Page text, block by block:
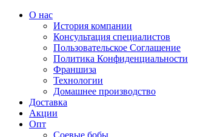
О нас
История компании
Консультация специалистов
Пользовательское Соглашение
Политика Конфиденциальности
Франшиза
Технологии
Домашнее производство
Доставка
Акции
Опт
Соевые бобы